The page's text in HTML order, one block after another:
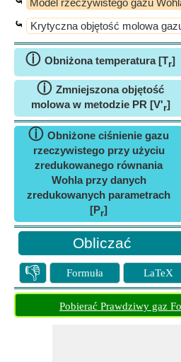
Model rzeczywistego gazu
⤿ Krytyczna objętość molowa
ⓘ Obniżona temperatura [Tr]
ⓘ Zmniejszona objętość
molowa w metodzie PR [V'r]
ⓘ Obniżone ciśnienie gazu
rzeczywistego przy użyciu
zredukowanego równania
Wohla przy danych
zredukowanych parametrach
[Pr]
👎 Formuła LaTeX
Pobierać Prawdziwy gaz